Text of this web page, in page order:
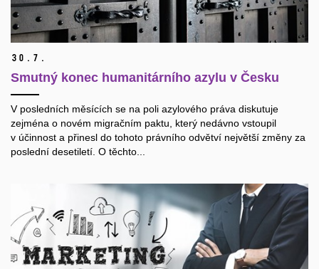
30. 7.
Smutný konec humanitárního azylu v Česku
V posledních měsících se na poli azylového práva diskutuje
zejména o novém migračním paktu, který nedávno vstoupil
v účinnost a přinesl do tohoto právního odvětví největší změny za
poslední desetiletí. O těchto...